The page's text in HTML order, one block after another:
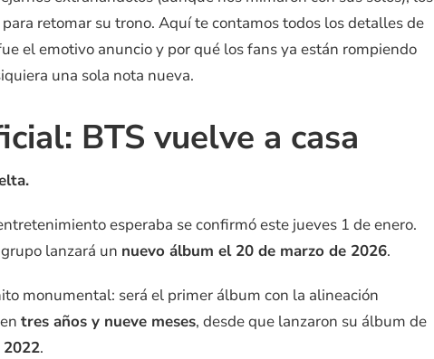
retomar su trono. Aquí te contamos todos los detalles de
el emotivo anuncio y por qué los fans ya están rompiendo
una sola nota nueva.
BTS vuelve a casa
esperaba se confirmó este jueves 1 de enero.
lanzará un nuevo álbum el 20 de marzo de 2026.
monumental: será el primer álbum con la alineación
tres años y nueve meses, desde que lanzaron su álbum de
2022.